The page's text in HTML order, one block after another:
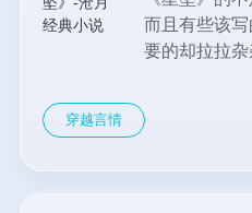
而且有些该
要的却拉拉
世的霸主苦
穿越言情